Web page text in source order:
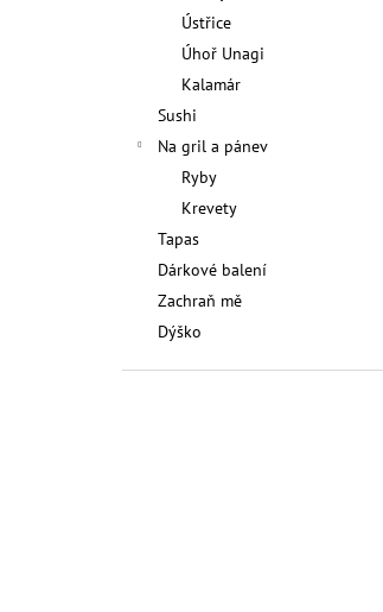
Ústřice
Úhoř Unagi
Kalamár
Sushi
Na gril a pánev
Ryby
Krevety
Tapas
Dárkové balení
Zachraň mě
Dýško